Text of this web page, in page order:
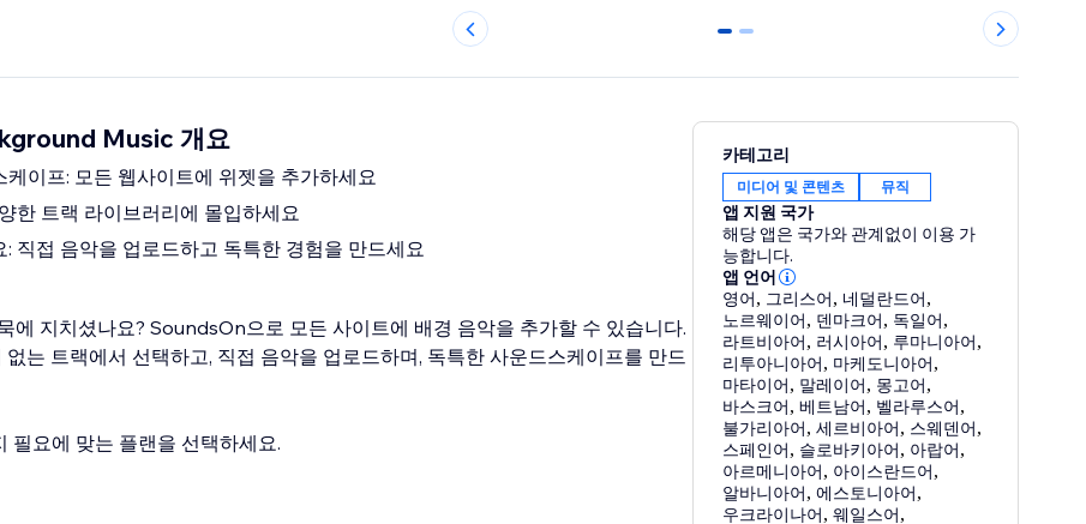
0 1
Music 개요
케이프: 모든 웹사이트에 위젯을 추가하세요
한 트랙 라이브러리에 몰입하세요
: 직접 음악을 업로드하고 독특한 경험을 만드세요
에 지치셨나요? SoundsOn으로 모든 사이트에 배경 음악을 추가할 수 있습니다.
는 트랙에서 선택하고, 직접 음악을 업로드하며, 독특한 사운드스케이프를 만드
필요에 맞는 플랜을 선택하세요.
카테고리
미디어 및 콘텐츠 뮤직
앱 지원 국가
해당 앱은 국가와 관계없이 이용 가
능합니다.
앱 언어
영어, 그리스어, 네덜란드어,
노르웨이어, 덴마크어, 독일어,
라트비아어, 러시아어, 루마니아어,
리투아니아어, 마케도니아어,
마타이어, 말레이어, 몽고어,
바스크어,베트남어, 벨라루스어,
불가리아어,세르비아어, 스웨덴어,
스페인어, 슬로바키아어, 아랍어,
아르메니아어, 아이스란드어,
알바니아어,에스토니아어,
우크라이나어,웨일스어,